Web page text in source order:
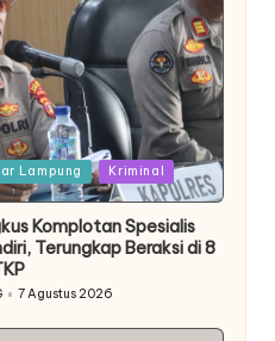
Lampung Kriminal
Komplotan Spesialis
Terungkap Beraksi di 8
7 Agustus 2026